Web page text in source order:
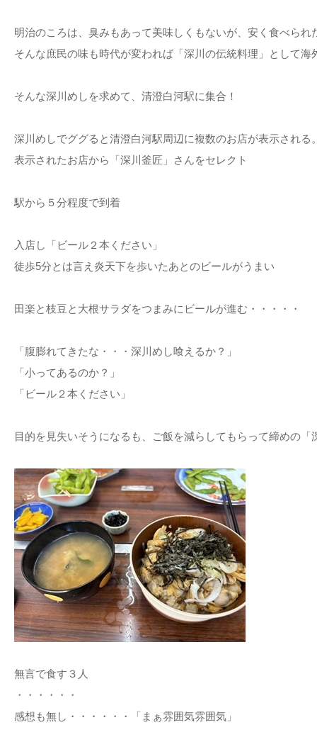
明治のころは、臭みもあって美味しくもないが、安く食べられ
そんな庶民の味も時代が変われば「深川の伝統料理」として海
そんな深川めしを求めて、清澄白河駅に集合！
深川めしでググると清澄白河駅周辺に複数のお店が表示される
表示されたお店から「深川釜匠」さんをセレクト
駅から５分程度で到着
入店し「ビール２本ください」
徒歩5分とは言え炎天下を歩いたあとのビールがうまい
田楽と枝豆と大根サラダをつまみにビールが進む・・・・・
「腹膨れてきたな・・・深川めし喰えるか？」
「小ってあるのか？」
「ビール２本ください」
目的を見失いそうになるも、ご飯を減らしてもらって締めの「
無言で食す３人
・・・・・・
感想も無し・・・・・・「まぁ雰囲気雰囲気」